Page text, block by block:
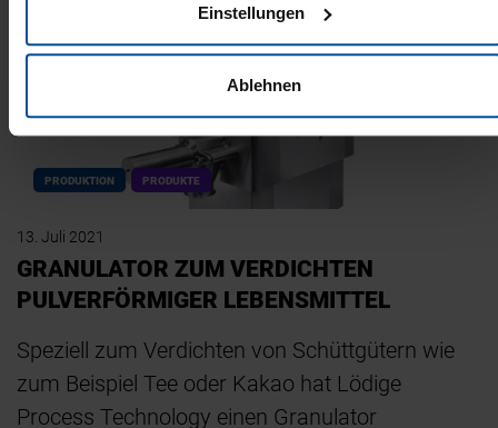
Einstellungen
Ablehnen
PRODUKTION PRODUKTE
13. Juli 2021
GRANULATOR ZUM VERDICHTEN
PULVERFÖRMIGER LEBENSMITTEL
Speziell zum Verdichten von Schüttgütern wie
zum Beispiel Tee oder Kakao hat Lödige
Process Technology einen Granulator